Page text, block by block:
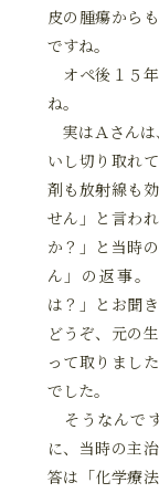
皮の腫瘍から
ですね。
オペ後１５
ね。
実はＡさんは
いし切り取れ
剤も放射線も
せん」と言わ
か？」と当時
ん」の返事。
は？」とお聞
どうぞ、元の
って取りまし
でした。
そうなんで
に、当時の主
答は「化学療